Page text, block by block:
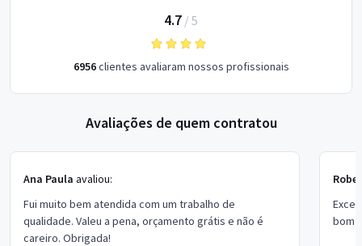
4.7 / 5
6956clientes avaliaram nossos profissionais
Avaliações de quem contratou
Ana Paula avaliou:
Fui muito bem atendida com um trabalho de
qualidade. Valeu a pena, orçamento grátis e não é
careiro. Obrigada!
bom